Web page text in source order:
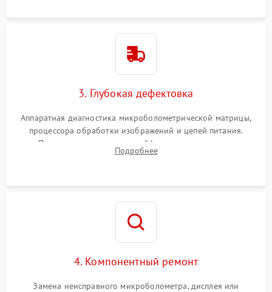
3. Глубокая дефектовка
Аппаратная диагностика микроболометрической матрицы,
процессора обработки изображений и цепей питания.
Проверка целостности шлейфов, модуля памяти и
интерфейсов связи. Выявление сгоревших SMD-компонентов
Подробнее
4. Компонентный ремонт
Замена неисправного микроболометра, дисплея или